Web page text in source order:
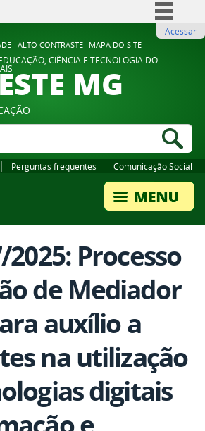
ALTO CONTRASTE MAPA DO SITE
Comunica BR
Participe
Legislação
Acessar
CIÊNCIA E TECNOLOGIA DO
MG
Perguntas frequentes Comunicação Social
Processo
de Mediador
auxílio a
na utilização
digitais